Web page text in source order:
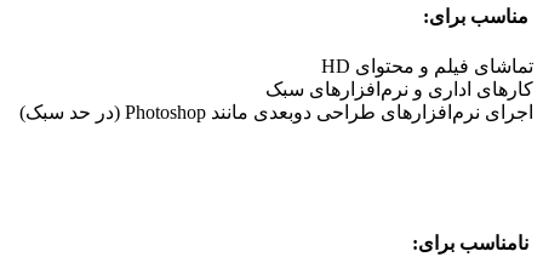
مناسب برای:
تماشای فیلم و محتوای HD
کارهای اداری و نرم‌افزارهای سبک
اجرای نرم‌افزارهای طراحی دو‌بعدی مانند Photoshop (در حد سبک)
نامناسب برای: